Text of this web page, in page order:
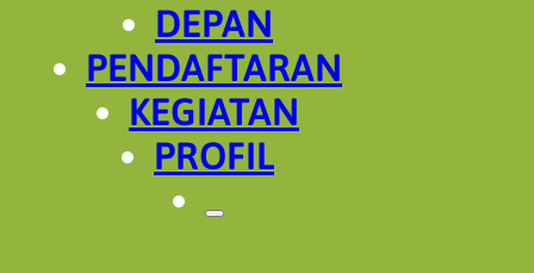
DEPAN
PENDAFTARAN
KEGIATAN
PROFIL